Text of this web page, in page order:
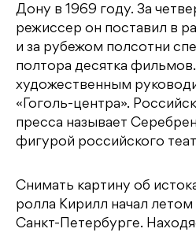
Дону в 1969 году. За
режиссер он поставил в
и за рубежом полсотни
полтора десятка
художественным
«Гоголь-центра».
пресса называет
фигурой российского
Снимать картину об
ролла Кирилл начал
Санкт-Петербурге.